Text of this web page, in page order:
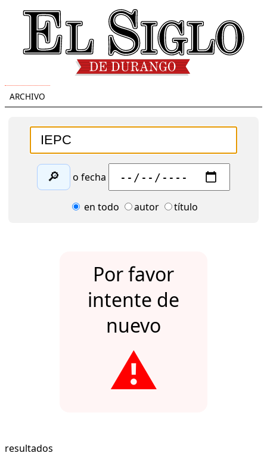
ARCHIVO
🔎 o fecha
en todo autor título
Por favor
intente de
nuevo
⚠️
resultados